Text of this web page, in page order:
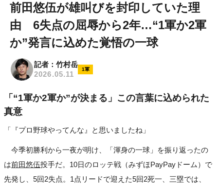
前田悠伍が雄叫びを封印していた理
由 6失点の屈辱から2年…“1軍か2軍
か”発言に込めた覚悟の一球
記者：竹村岳
2026.05.11
1軍
「“1軍か2軍か”が決まる」この言葉に込められた
真意
「『プロ野球やってんな』と思いましたね」
今季初勝利から一夜が明け、「渾身の一球」を振り返ったの
は前田悠伍投手だ。10日のロッテ戦（みずほPayPayドーム）で
先発し、5回2失点。1点リードで迎えた5回2死一、三塁では、